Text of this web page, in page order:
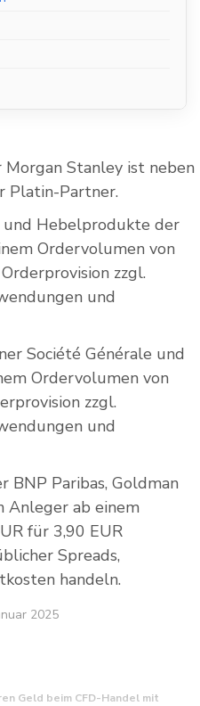
Stanley ist neben
Platin-Partner.
Hebelprodukte der
Ordervolumen von
zzgl.
und
Société Générale und
Ordervolumen von
zzgl.
und
BNP Paribas, Goldman
Anleger ab einem
für 3,90 EUR
Spreads,
handeln.
2025
Geld beim CFD-Handel mit